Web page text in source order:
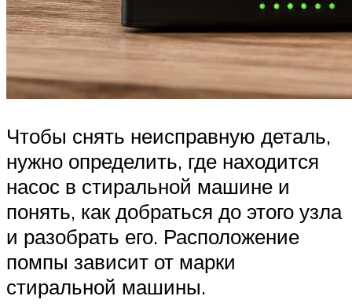
Чтобы снять неисправную деталь,
нужно определить, где находится
насос в стиральной машине и
понять, как добраться до этого узла
и разобрать его. Расположение
помпы зависит от марки
стиральной машины.